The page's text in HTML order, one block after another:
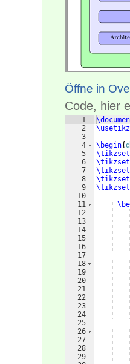
Öffne in
Code, hier
1
2
3
4
5
6
7
8
9
10
11
12
13
14
15
16
17
18
19
20
21
22
23
24
25
26
27
28
29
\begin{
\tikzset
\tikzset
\tikzset
\tikzset
\tikzset